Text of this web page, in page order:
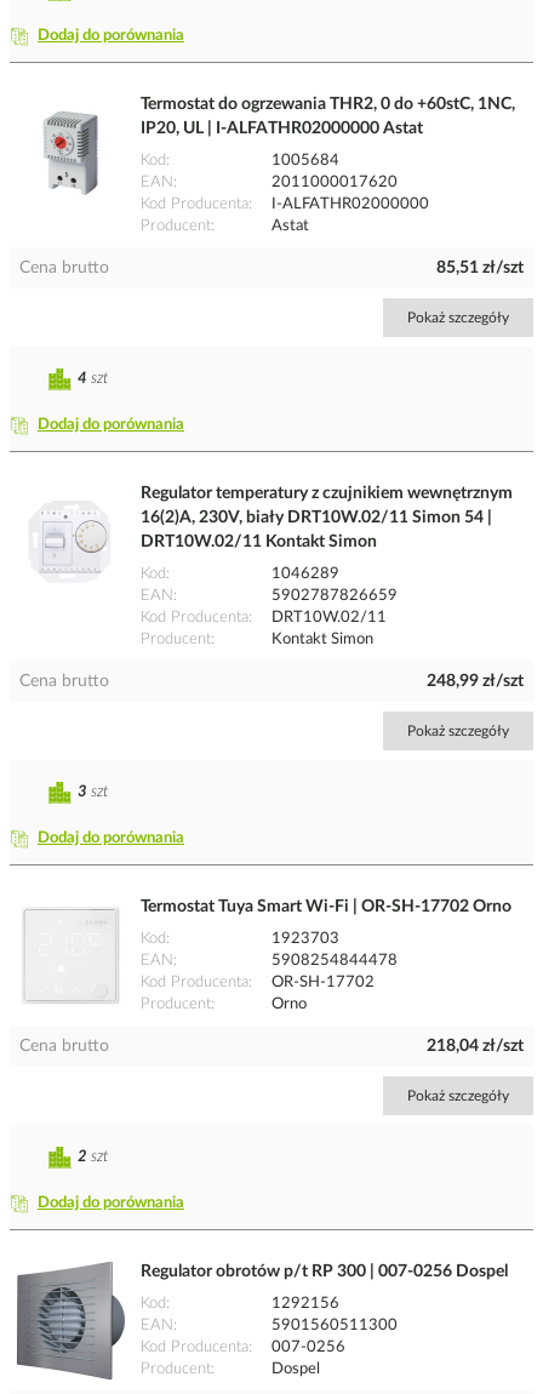
Dodaj do porównania
Termostat do ogrzewania THR2, 0 do +60stC, 1NC,
IP20, UL | I-ALFATHR02000000 Astat
Kod
1005684
EAN
2011000017620
Kod Producenta
I-ALFATHR02000000
Producent
Astat
Cena brutto 85,51 zł/szt
Pokaż szczegóły
Dodaj do porównania
4 szt
Regulator temperatury z czujnikiem wewnętrznym
16(2)A, 230V, biały DRT10W.02/11 Simon 54 |
DRT10W.02/11 Kontakt Simon
Kod
1046289
EAN
5902787826659
Kod Producenta
DRT10W.02/11
Producent
Kontakt Simon
Cena brutto 248,99 zł/szt
Pokaż szczegóły
Dodaj do porównania
3 szt
Termostat Tuya Smart Wi-Fi | OR-SH-17702 Orno
Kod
1923703
EAN
5908254844478
Kod Producenta
OR-SH-17702
Producent
Orno
Cena brutto 218,04 zł/szt
Pokaż szczegóły
Dodaj do porównania
2 szt
Regulator obrotów p/t RP 300 | 007-0256 Dospel
Kod
1292156
EAN
5901560511300
Kod Producenta
007-0256
Producent
Dospel